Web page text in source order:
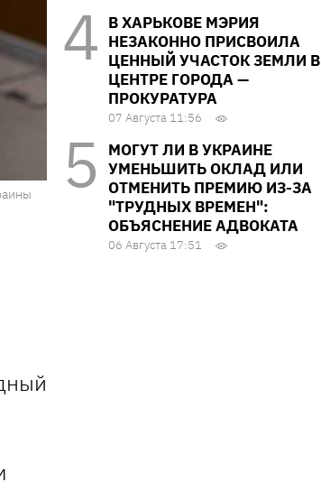
В ХАРЬКОВЕ МЭРИЯ
НЕЗАКОННО ПРИСВОИЛА
ЦЕННЫЙ УЧАСТОК ЗЕМЛИ В
ЦЕНТРЕ ГОРОДА —
ПРОКУРАТУРА
07 Августа 11:56
МОГУТ ЛИ В УКРАИНЕ
УМЕНЬШИТЬ ОКЛАД ИЛИ
ОТМЕНИТЬ ПРЕМИЮ ИЗ-ЗА
"ТРУДНЫХ ВРЕМЕН":
ОБЪЯСНЕНИЕ АДВОКАТА
06 Августа 17:51